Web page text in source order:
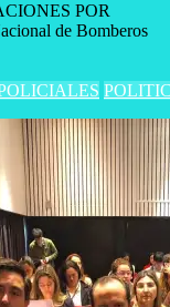
POR
de Bomberos